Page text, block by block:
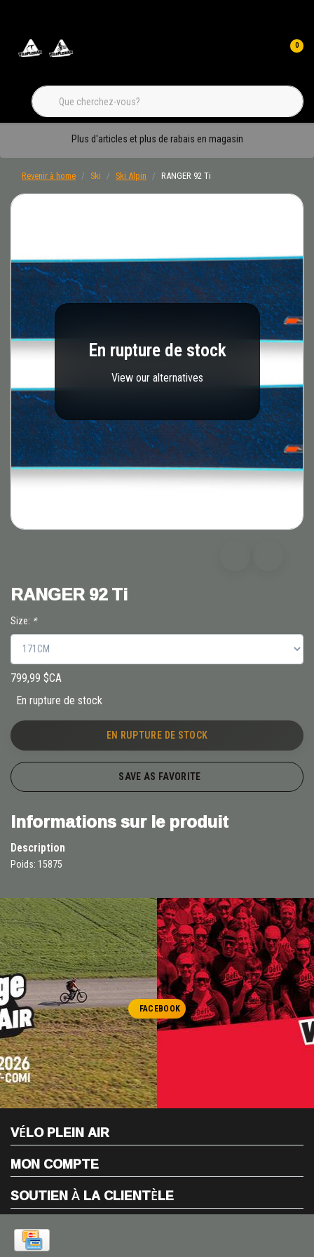
0
Plus d'articles et plus de rabais en magasin
Revenir à home Ski Ski Alpin RANGER 92 Ti
En rupture de stock
View our alternatives
RANGER 92 Ti
Size: *
799,99 $CA
En rupture de stock
EN RUPTURE DE STOCK
SAVE AS FAVORITE
Informations sur le produit
Description
Poids: 15875
FACEBOOK
VÉLO PLEIN AIR
MON COMPTE
SOUTIEN À LA CLIENTÈLE